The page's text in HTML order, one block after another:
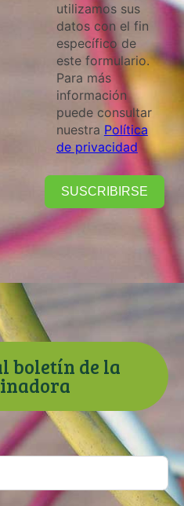
utilizamos sus
datos con el fin
específico de
este formulario.
Para más
información
puede consultar
nuestra Política
de privacidad
SUSCRIBIRSE
boletín de la